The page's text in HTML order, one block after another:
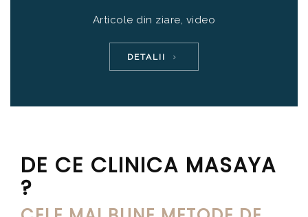
Articole din ziare, video
DETALII
DE CE CLINICA MASAYA
?